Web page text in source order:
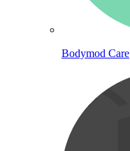
Bodymod Care